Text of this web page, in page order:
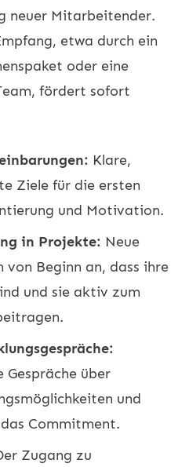
neuer Mitarbeitender.
etwa durch ein
oder eine
fördert sofort
Klare,
Ziele für die ersten
und Motivation.
in Projekte: Neue
Beginn an, dass ihre
und sie aktiv zum
Gespräche über
und
Commitment.
Zugang zu